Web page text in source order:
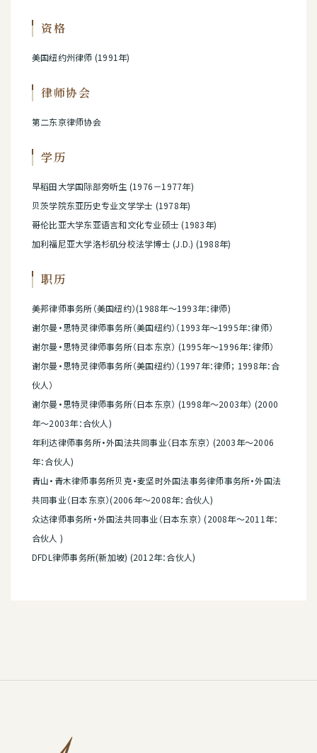
资格
美国纽约州律师 (1991年)
律师协会
第二东京律师协会
学历
早稻田大学国际部旁听生 (1976－1977年)
贝茨学院东亚历史专业文学学士 (1978年)
哥伦比亚大学东亚语言和文化专业硕士 (1983年)
加利福尼亚大学洛杉矶分校法学博士 (J.D.) (1988年)
职历
美邦律师事务所（美国纽约）(1988年～1993年：律师)
谢尔曼·思特灵律师事务所（美国纽约）（1993年～1995年：律师）
谢尔曼·思特灵律师事务所（日本东京） (1995年～1996年：律师）
谢尔曼·思特灵律师事务所（美国纽约）（1997年：律师； 1998年：合
伙人）
谢尔曼·思特灵律师事务所（日本东京） (1998年～2003年） (2000
年～2003年：合伙人)
年利达律师事务所·外国法共同事业（日本东京） (2003年～2006
年：合伙人)
青山·青木律师事务所贝克·麦坚时外国法事务律师事务所·外国法
共同事业（日本东京）(2006年～2008年：合伙人)
众达律师事务所·外国法共同事业（日本东京） (2008年～2011年：
合伙人 )
DFDL律师事务所(新加坡) (2012年：合伙人)